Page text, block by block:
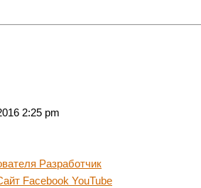
2:25 pm
Разработчик
Facebook YouTube